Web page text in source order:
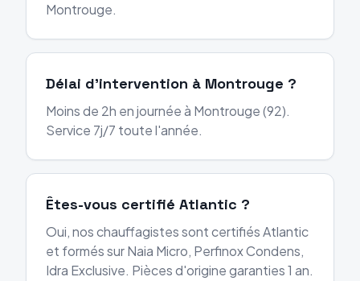
Montrouge.
Délai d'intervention à Montrouge ?
Moins de 2h en journée à Montrouge (92).
Service 7j/7 toute l'année.
Êtes-vous certifié Atlantic ?
Oui, nos chauffagistes sont certifiés Atlantic
et formés sur Naia Micro, Perfinox Condens,
Idra Exclusive. Pièces d'origine garanties 1 an.